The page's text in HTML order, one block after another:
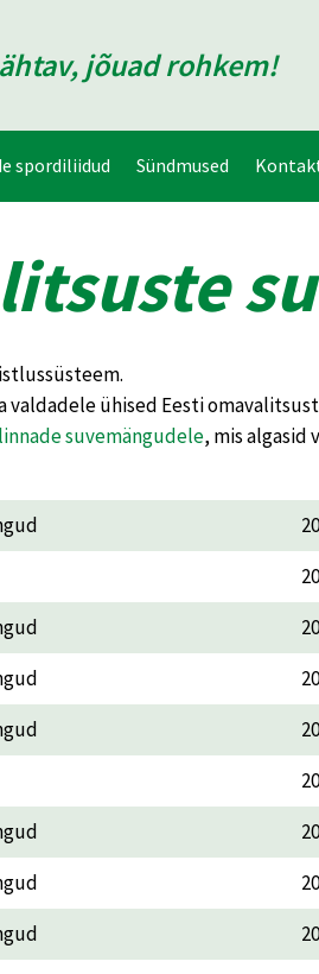
jõuad rohkem!
spordiliidud Sündmused
valdadele ühised Eesti
linnade suvemängudele, mis algasid